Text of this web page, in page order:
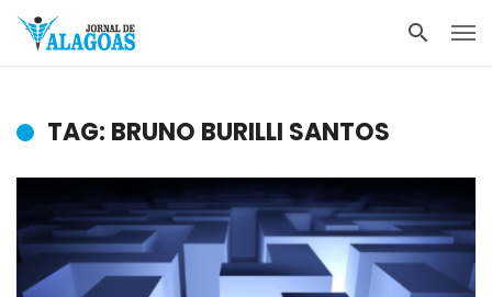
TAG: BRUNO BURILLI SANTOS